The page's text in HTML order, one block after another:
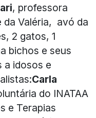
, professora
da Valéria, avó da
2 gatos, 1
bichos e seus
a idosos e
Carla
do INATAA
e Terapias